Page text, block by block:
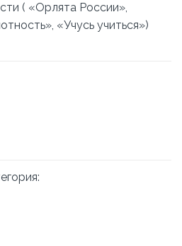
( «Орлята России»,
«Учусь учиться»)